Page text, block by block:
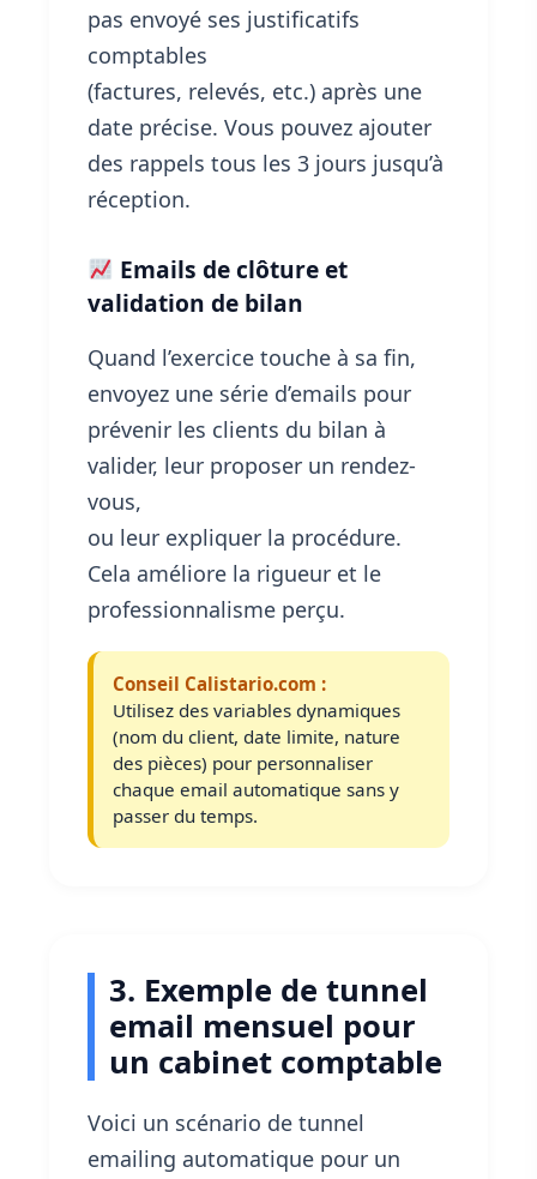
pas envoyé ses justificatifs
comptables
(factures, relevés, etc.) après une
date précise. Vous pouvez ajouter
des rappels tous les 3 jours jusqu’à
réception.
Emails de clôture et
validation de bilan
Quand l’exercice touche à sa fin,
envoyez une série d’emails pour
prévenir les clients du bilan à
valider, leur proposer un rendez-
vous,
ou leur expliquer la procédure.
Cela améliore la rigueur et le
professionnalisme perçu.
Conseil Calistario.com :
Utilisez des variables dynamiques
(nom du client, date limite, nature
des pièces) pour personnaliser
chaque email automatique sans y
passer du temps.
3. Exemple de tunnel
email mensuel pour
un cabinet comptable
Voici un scénario de tunnel
emailing automatique pour un